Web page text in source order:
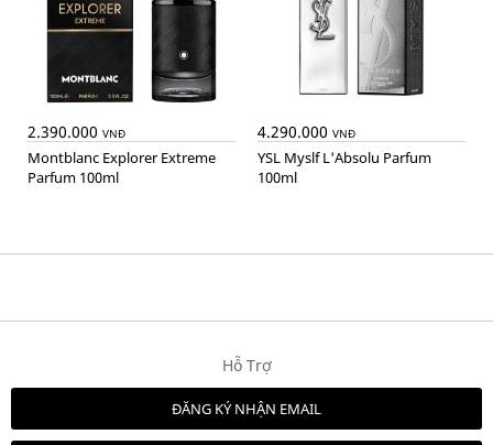
2.390.000 VNĐ
Montblanc Explorer Extreme
Parfum 100ml
4.290.000 VNĐ
YSL Myslf L'Absolu Parfum
100ml
Hỗ Trợ
ĐĂNG KÝ NHẬN EMAIL